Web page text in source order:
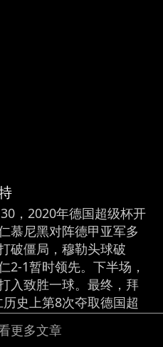
，2020年德国超级杯开
慕尼黑对阵德甲亚军多
破僵局，穆勒头球破
2-1暂时领先。下半场，
入致胜一球。最终，拜
史上第8次夺取德国超
冠军后，2020年度他们
德国杯冠军、欧冠冠
更多文章